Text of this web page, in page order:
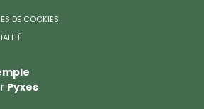
DE COOKIES
Pyxes